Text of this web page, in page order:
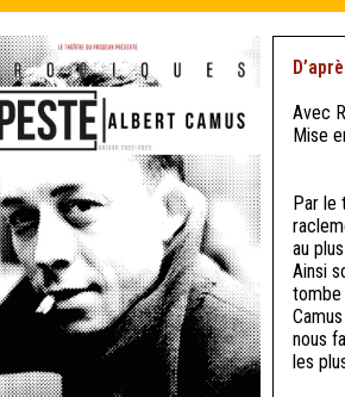
Avec
Mise
Par le
au
Ainsi
tombe
nous
les